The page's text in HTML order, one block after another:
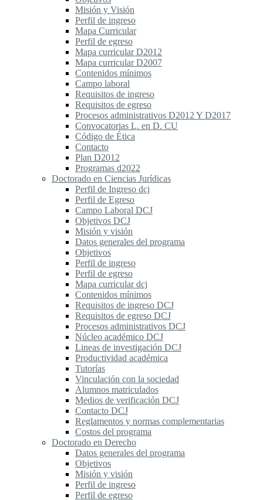
Misión y Visión
Perfil de ingreso
Mapa Curricular
Perfil de egreso
Mapa curricular D2012
Mapa curricular D2007
Contenidos mínimos
Campo laboral
Requisitos de ingreso
Requisitos de egreso
Procesos administrativos D2012 Y D2017
Convocatorias L. en D. CU
Código de Ética
Contacto
Plan D2012
Programas d2022
Doctorado en Ciencias Jurídicas
Perfil de Ingreso dcj
Perfil de Egreso
Campo Laboral DCJ
Objetivos DCJ
Misión y visión
Datos generales del programa
Objetivos
Perfil de ingreso
Perfil de egreso
Mapa curricular dcj
Contenidos mínimos
Requisitos de ingreso DCJ
Requisitos de egreso DCJ
Procesos administrativos DCJ
Núcleo académico DCJ
Lineas de investigación DCJ
Productividad académica
Tutorías
Vinculación con la sociedad
Alumnos matriculados
Medios de verificación DCJ
Contacto DCJ
Reglamentos y normas complementarias
Costos del programa
Doctorado en Derecho
Datos generales del programa
Objetivos
Misión y visión
Perfil de ingreso
Perfil de egreso